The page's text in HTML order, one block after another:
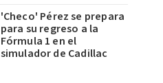
'Checo' Pérez se prepara
para su regreso a la
Fórmula 1 en el
simulador de Cadillac